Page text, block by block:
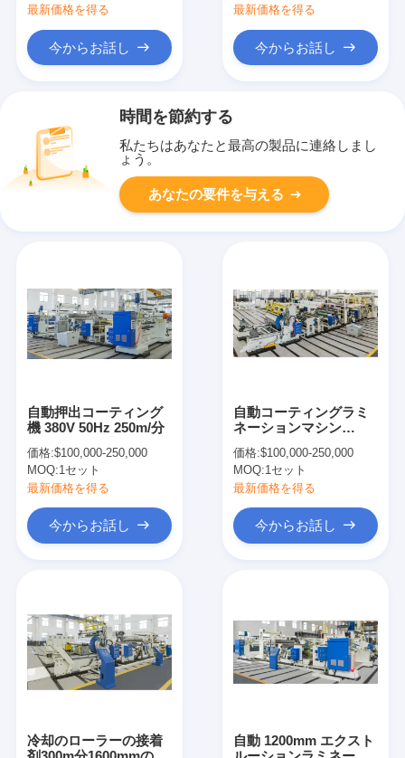
最新価格を得る
今からお話し
最新価格を得る
今からお話し
時間を節約する
私たちはあなたと最高の製品に連絡しまし
ょう。
あなたの要件を与える
自動押出コーティング
機 380V 50Hz 250m/分
価格:$100,000-250,000
MOQ:1セット
最新価格を得る
今からお話し
自動コーティングラミ
ネーションマシン
価格:$100,000-250,000
MOQ:1セット
最新価格を得る
今からお話し
冷却のローラーの接着
自動 1200mm エクスト